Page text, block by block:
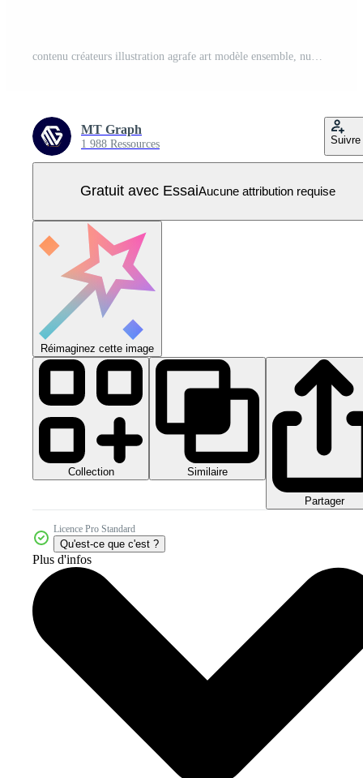
MT Graph
1 988 Ressources Suivre
Gratuit avec EssaiAucune attribution requise
Réimaginez cette image
Collection Similaire
Partager
Licence Pro Standard
Qu'est-ce que c'est ?
Plus d'infos